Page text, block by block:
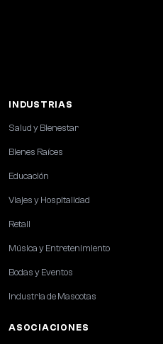
INDUSTRIAS
Salud y Bienestar
Bienes Raíces
Educación
Viajes y Hospitalidad
Retail
Música y Entretenimiento
Bodas y Eventos
Industria de Mascotas
ASOCIACIONES